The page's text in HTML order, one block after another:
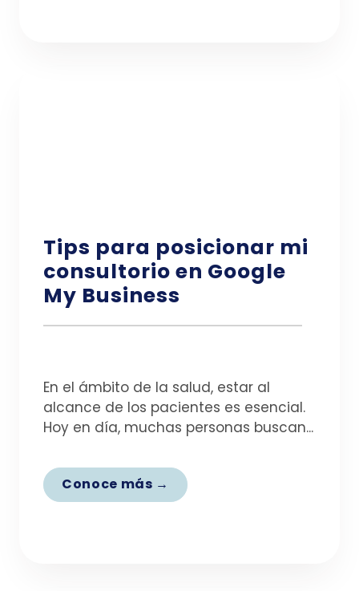
Tips para posicionar mi
consultorio en Google
My Business
En el ámbito de la salud, estar al
alcance de los pacientes es esencial.
Hoy en día, muchas personas buscan...
Conoce más →